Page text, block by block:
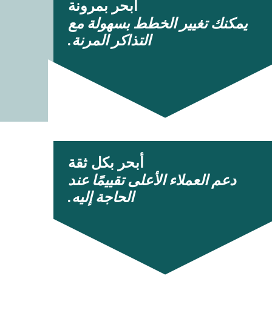
أبحر بمرونة
يمكنك تغيير الخطط بسهولة مع
التذاكر المرنة.
أبحر بكل ثقة
دعم العملاء الأعلى تقييمًا عند
الحاجة إليه.